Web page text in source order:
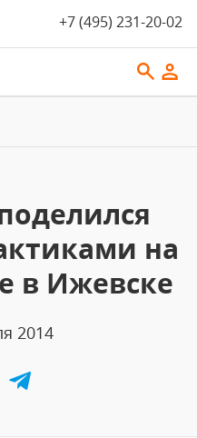
+7 (495) 231-20-02
на
в Ижевске
2014